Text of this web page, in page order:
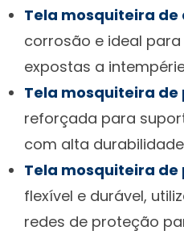
Tela mosquiteira de
corrosão e ideal
expostas a
Tela mosquiteira de
reforçada para
com alta
Tela mosquiteira de
flexível e durável,
redes de proteção